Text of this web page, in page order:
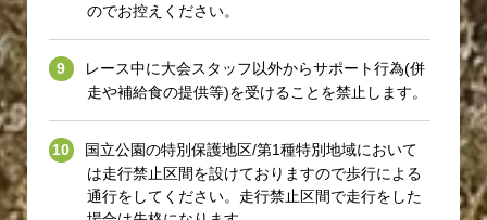
のでお控えください。
レース中に大会スタッフ以外からサポート行為(併
走や補給食の提供等)を受けることを禁止します。
国立公園の特別保護地区/第1種特別地域において
は走行禁止区間を設けておりますので歩行による
通行をしてください。走行禁止区間で走行をした